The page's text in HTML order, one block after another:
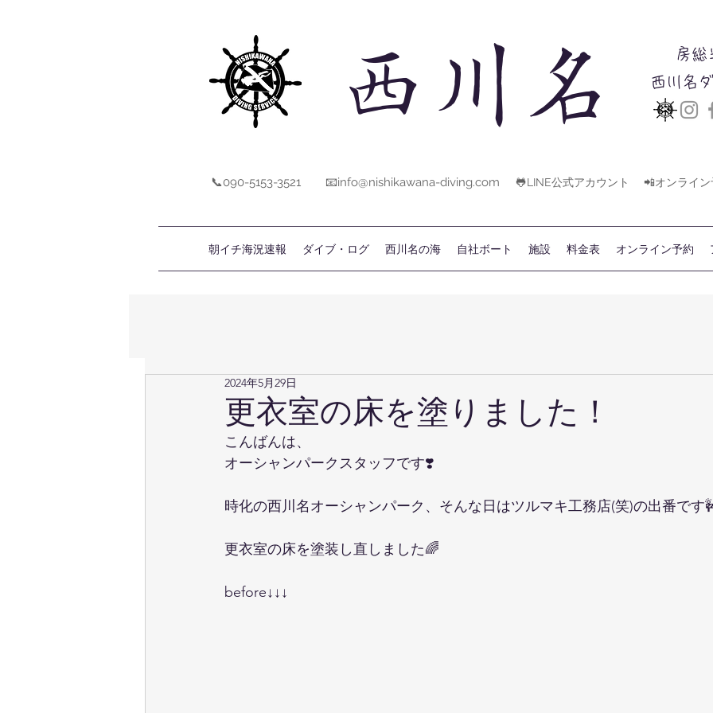
西川名
房総
西川名
📞090-5153-3521 📧info@nishikawana-diving.com 🐸LINE公式アカウント 📲オンライ
朝イチ海況速報 ダイブ・ログ 西川名の海 自社ボート 施設 料金表 オンライン予約
更衣室の床を塗りました！
2024年5月29日
こんばんは、
オーシャンパークスタッフです❣️
時化の西川名オーシャンパーク、そんな日はツルマキ工務店(笑)の出番で
更衣室の床を塗装し直しました🌈
before↓↓↓